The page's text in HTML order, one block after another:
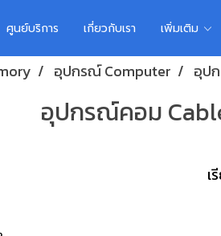
ศูนย์บริการ เกี่ยวกับเรา เพิ่มเติม
อุปกรณ์ Computer อุป
อุปกรณ์คอม
เ